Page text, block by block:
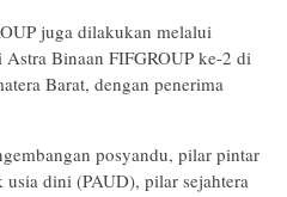
juga dilakukan melalui
Binaan FIFGROUP ke-2 di
Barat, dengan penerima
posyandu, pilar pintar
dini (PAUD), pilar sejahtera